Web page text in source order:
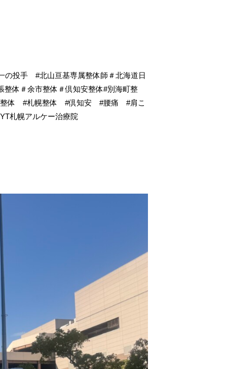
の投手 #北山亘基専属整体師＃北海道日
体＃余市整体＃倶知安整体#別海町整
整体 #札幌整体 #倶知安 #腰痛 #肩こ
札幌アルケー治療院